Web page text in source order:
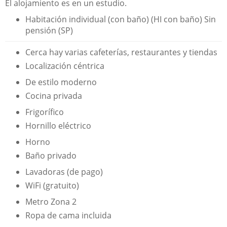
El alojamiento es en un estudio.
Habitación individual (con baño) (HI con baño) Sin
pensión (SP)
Cerca hay varias cafeterías, restaurantes y tiendas
Localización céntrica
De estilo moderno
Cocina privada
Frigorífico
Hornillo eléctrico
Horno
Baño privado
Lavadoras (de pago)
WiFi (gratuito)
Metro Zona 2
Ropa de cama incluida